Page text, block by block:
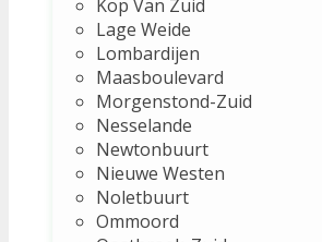
Kop Van Zuid
Lage Weide
Lombardijen
Maasboulevard
Morgenstond-Zuid
Nesselande
Newtonbuurt
Nieuwe Westen
Noletbuurt
Ommoord